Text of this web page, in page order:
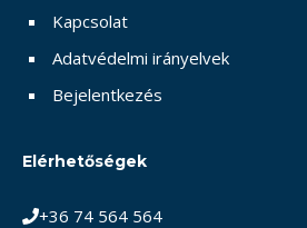
Kapcsolat
Adatvédelmi irányelvek
Bejelentkezés
Elérhetőségek
+36 74 564 564